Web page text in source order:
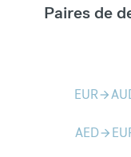
Paires de
EURarrow_forward
AEDarrow_forward